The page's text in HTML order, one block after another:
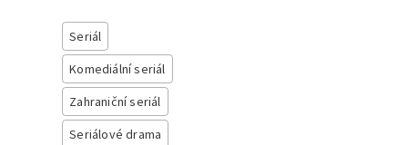
Seriál
Komediální seriál
Zahraniční seriál
Seriálové drama